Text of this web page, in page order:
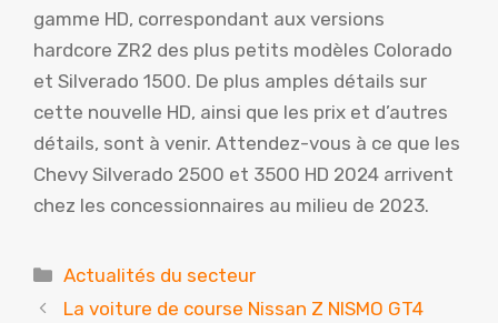
gamme HD, correspondant aux versions
hardcore ZR2 des plus petits modèles Colorado
et Silverado 1500. De plus amples détails sur
cette nouvelle HD, ainsi que les prix et d’autres
détails, sont à venir. Attendez-vous à ce que les
Chevy Silverado 2500 et 3500 HD 2024 arrivent
chez les concessionnaires au milieu de 2023.
Catégories
Actualités du secteur
La voiture de course Nissan Z NISMO GT4